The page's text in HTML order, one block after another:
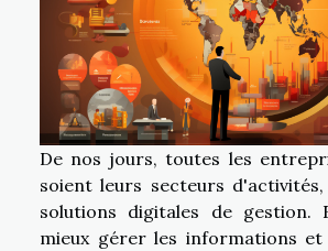
De nos jours, toutes les
soient leurs secteurs
solutions digitales de gestion.
mieux gérer les informations et